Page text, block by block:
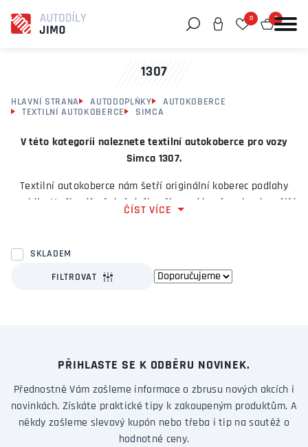
0 0
1307
HLAVNÍ STRANA AUTODOPLŇKY
AUTOKOBERCE
TEXTILNÍ AUTOKOBERCE
SIMCA
V této kategorii naleznete textilní autokoberce pro vozy
Simca 1307.
Textilní autokoberce nám šetří originální koberec podlahy
vozidla. V případě ušpinění, či poškození je přece jen levnější
designový prvek vozidla. Autokoberce z naší nabídky, jejiž
MD vyráběny je až 2x tlustší, než běžně prodáváne
minimálně 2000g/m2.
ČÍST VÍCE
SKLADEM
FILTROVAT
PŘIHLASTE SE K ODBĚRU NOVINEK.
Přednostně Vám zašleme informace o zbrusu nových akcích i
novinkách. Získáte praktické tipy k zakoupeným produktům. A
někdy zašleme slevový kupón nebo třeba i tip na soutěž o
hodnotné ceny.